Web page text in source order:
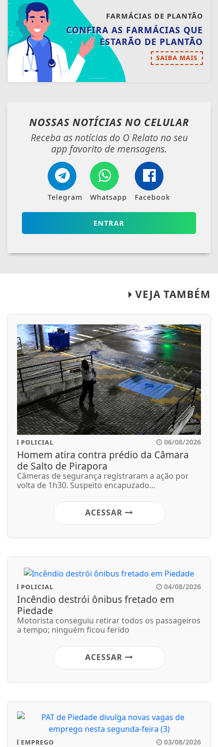
FARMÁCIAS DE PLANTÃO
CONFIRA AS FARMÁCIAS QUE
ESTARÃO DE PLANTÃO
SAIBA MAIS
NOSSAS NOTÍCIAS NO CELULAR
Receba as notícias do O Relato no seu
app favorito de mensagens.
Telegram Whatsapp Facebook
ENTRAR
VEJA TAMBÉM
POLICIAL 06/08/2026
Homem atira contra prédio da Câmara
de Salto de Pirapora
Câmeras de segurança registraram a ação por
volta de 1h30. Suspeito encapuzado...
ACESSAR
POLICIAL 04/08/2026
Incêndio destrói ônibus fretado em
Piedade
Motorista conseguiu retirar todos os passageiros
a tempo; ninguém ficou ferido
ACESSAR
EMPREGO 03/08/2026